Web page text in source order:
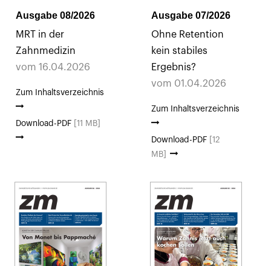
Ausgabe 08/2026
MRT in der
Zahnmedizin
vom 16.04.2026
Zum Inhaltsverzeichnis
Download-PDF [11 MB]
Ausgabe 07/2026
Ohne Retention
kein stabiles
Ergebnis?
vom 01.04.2026
Zum Inhaltsverzeichnis
Download-PDF
[12
MB]